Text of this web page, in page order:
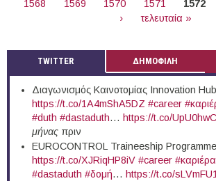
1568
1569 1570 1571 1572
›
τελευταία »
TWITTER ΔΗΜΟΦΙΛΗ
Διαγωνισμός Καινοτομίας Innovation
https://t.co/1A4mShA5DZ #career
#duth #dastaduth… https://t.co/
μήναςπριν
EUROCONTROL Traineeship Programme
https://t.co/XJRiqHP8iV #career #καριέρα
#dastaduth #δομή… https://t.co/